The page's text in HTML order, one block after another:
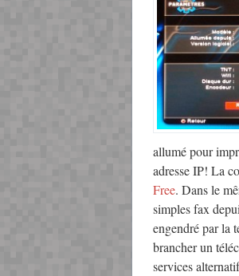
allumé pour
adresse IP! La
Free. Dans le
simples fax
engendré par la
brancher un
services